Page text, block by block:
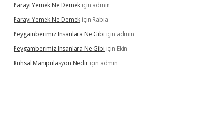
Parayı Yemek Ne Demek için admin
Parayı Yemek Ne Demek için Rabia
Peygamberimiz Insanlara Ne Gibi için admin
Peygamberimiz Insanlara Ne Gibi için Ekin
Ruhsal Manipülasyon Nedir için admin